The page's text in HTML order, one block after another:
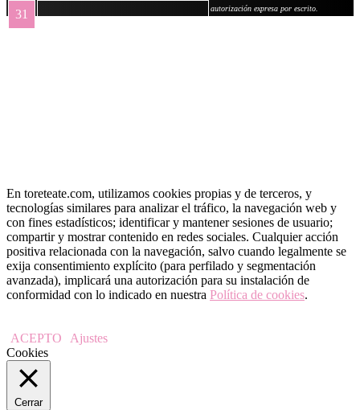
31
autorización expresa por escrito.
En toreteate.com, utilizamos cookies propias y de terceros, y
tecnologías similares para analizar el tráfico, la navegación web y
con fines estadísticos; identificar y mantener sesiones de usuario;
compartir y mostrar contenido en redes sociales. Cualquier acción
positiva relacionada con la navegación, salvo cuando legalmente se
exija consentimiento explícito (para perfilado y segmentación
avanzada), implicará una autorización para su instalación de
conformidad con lo indicado en nuestra Política de cookies.
ACEPTO
Ajustes
Cookies
Cerrar